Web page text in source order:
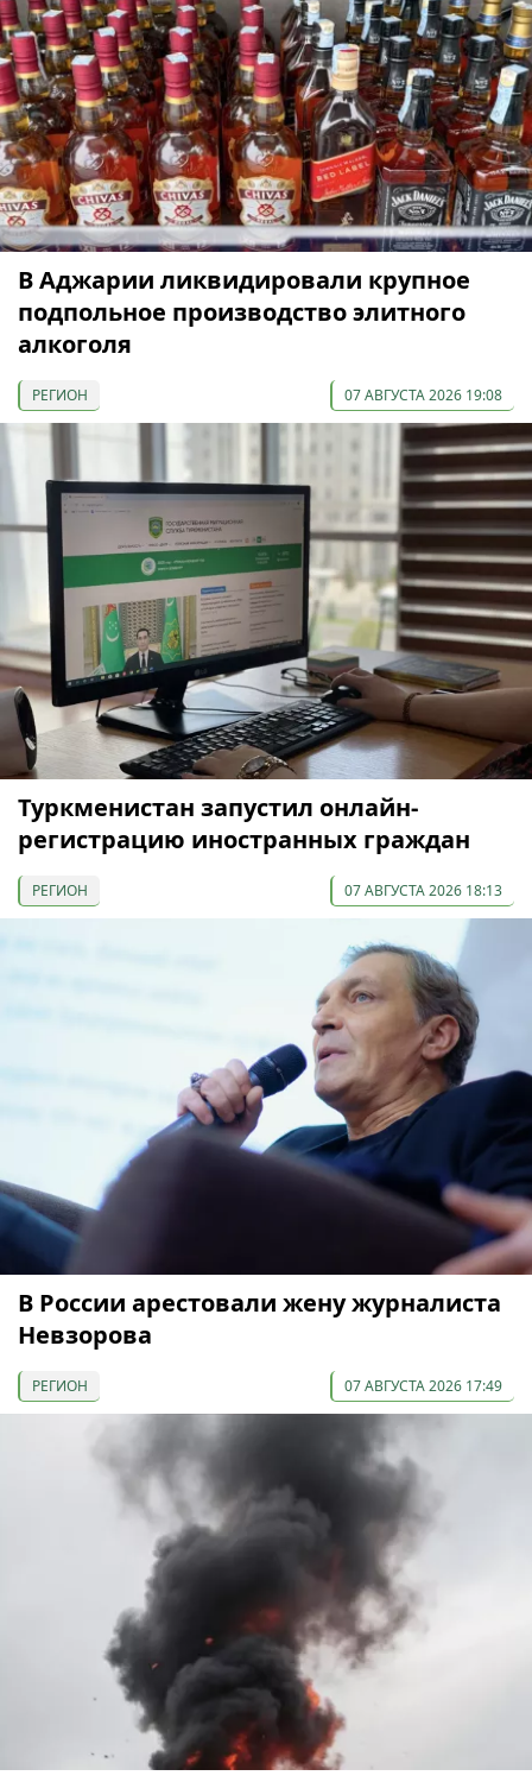
В Аджарии ликвидировали крупное
подпольное производство элитного
алкоголя
РЕГИОН 07 АВГУСТА 2026 19:08
Туркменистан запустил онлайн-
регистрацию иностранных граждан
РЕГИОН 07 АВГУСТА 2026 18:13
В России арестовали жену журналиста
Невзорова
РЕГИОН 07 АВГУСТА 2026 17:49